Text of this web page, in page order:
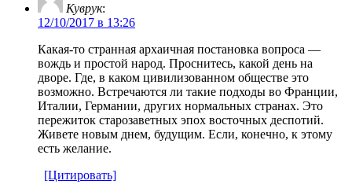
Куврук:
12/10/2017 в 13:26
Какая-то странная архаичная постановка вопроса —
вождь и простой народ. Проснитесь, какой день на
дворе. Где, в каком цивилизованном обществе это
возможно. Встречаются ли такие подходы во Франции,
Италии, Германии, других нормальных странах. Это
пережиток старозаветных эпох восточных деспотий.
Живете новым днем, будущим. Если, конечно, к этому
есть желание.
[Цитировать]